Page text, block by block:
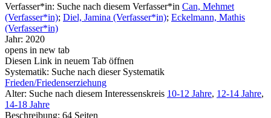
Verfasser*in: Suche nach diesem Verfasser*in Can, Mehmet
(Verfasser*in); Diel, Jamina (Verfasser*in); Eckelmann, Mathis
(Verfasser*in)
Jahr: 2020
opens in new tab
Diesen Link in neuem Tab öffnen
Systematik: Suche nach dieser Systematik
Frieden/Friedenserziehung
Alter: Suche nach diesem Interessenskreis 10-12 Jahre, 12-14 Jahre,
14-18 Jahre
Beschreibung: 64 Seiten